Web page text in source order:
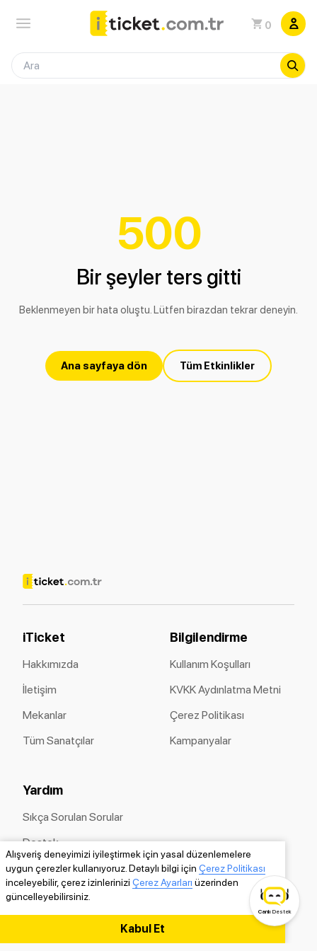
0
Alışveriş deneyimizi iyileştirmek için yasal düzenlemelere
uygun çerezler kullanıyoruz. Detaylı bilgi için Çerez Politikası
inceleyebilir, çerez izinlerinizi Çerez Ayarları üzerinden
güncelleyebilirsiniz.
Kabul Et
500
Bir şeyler ters gitti
Beklenmeyen bir hata oluştu. Lütfen birazdan tekrar deneyin.
Ana sayfaya dön Tüm Etkinlikler
iTicket
Hakkımızda
İletişim
Mekanlar
Tüm Sanatçılar
Bilgilendirme
Kullanım Koşulları
KVKK Aydınlatma Metni
Çerez Politikası
Kampanyalar
Yardım
Sıkça Sorulan Sorular
Destek
Dijital Bilet
Güvenlik Canlı Destek